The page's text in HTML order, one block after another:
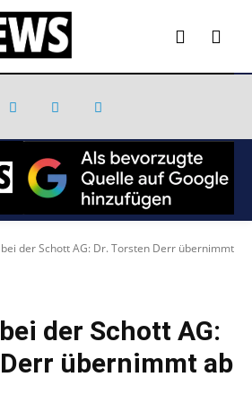
bei der Schott AG: Dr. Torsten Derr übernimmt
der Schott AG:
übernimmt ab